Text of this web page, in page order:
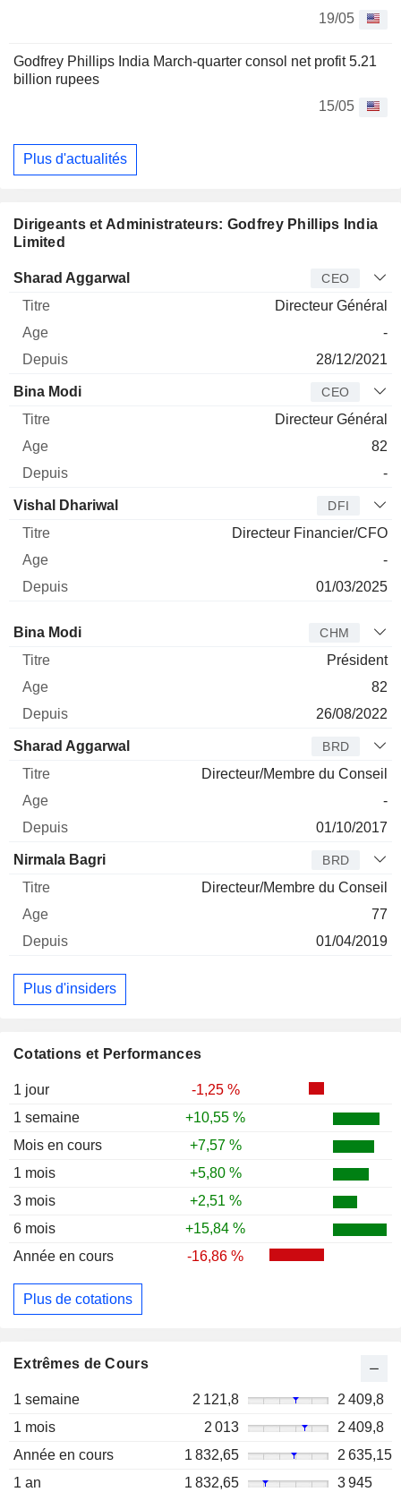
19/05
Godfrey Phillips India March-quarter consol net profit 5.21
billion rupees
15/05
Plus d'actualités
Cotations et Performances
1 jour
-1,25 %
1 semaine
+10,55 %
Mois en cours
+7,57 %
1 mois
+5,80 %
3 mois
+2,51 %
6 mois
+15,84 %
Année en cours
-16,86 %
Plus de cotations
Extrêmes de Cours
1 semaine 2 121,8
2 409,8
1 mois
2 013
2 409,8
Année en cours
1 832,65
2 635,15
1 an
1 832,65
3 945
Dirigeants et Administrateurs: Godfrey Phillips India
Limited
Dirigeant Titre Age
Sharad Aggarwal CEO
Directeur Général
-
28/12/2021
Bina Modi CEO
Directeur Général
82
-
Vishal Dhariwal DFI
Directeur Financier/CFO
-
01/03/2025
Administrateur
Bina Modi CHM
Président
82
26/08/2022
Sharad Aggarwal BRD
Directeur/Membre du Conseil
-
01/10/2017
Nirmala Bagri BRD
Directeur/Membre du Conseil
77
01/04/2019
Plus d'insiders